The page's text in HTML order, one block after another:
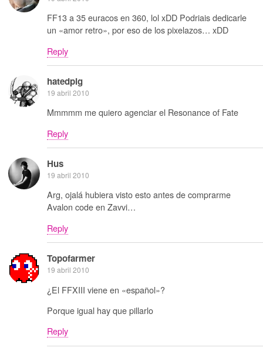
FF13 a 35 euracos en 360, lol xDD Podriais dedicarle
un «amor retro», por eso de los pixelazos… xDD
Reply
hatedpig
19 abril 2010
Mmmmm me quiero agenciar el Resonance of Fate
Reply
Hus
19 abril 2010
Arg, ojalá hubiera visto esto antes de comprarme
Avalon code en Zavvi…
Reply
Topofarmer
19 abril 2010
¿El FFXIII viene en «español»?
Porque igual hay que pillarlo
Reply